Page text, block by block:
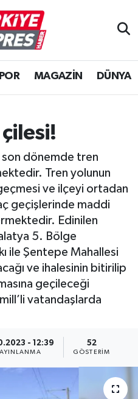
MAGAZİN DÜNYA
son dönemde tren
Tren yolunun
ve ilçeyi ortadan
geçişlerinde maddi
Edinilen
5. Bölge
ile Şentepe Mahallesi
ve ihalesinin bitirilip
geçileceği
vatandaşlarda
- 12:39 52
GÖSTERIM
Haritası
ve Fikstür